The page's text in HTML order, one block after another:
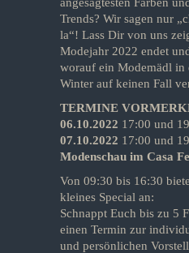
Trends? Wir sagen nur
la“! Lass Dir von uns
Modejahr 2022 endet
worauf ein Modemädl in
Winter auf keinen Fall
TERMINE
06.10.2022 17:00 und
07.10.2022 17:00 und
Modenschau im Casa
Von 09:30 bis 16:30
kleines Special an:
Schnappt Euch bis zu 5
einen Termin zur
und persönlichen